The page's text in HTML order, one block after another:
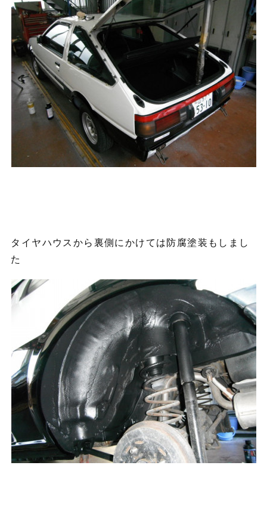
タイヤハウスから裏側にかけては防腐塗装もしまし
た